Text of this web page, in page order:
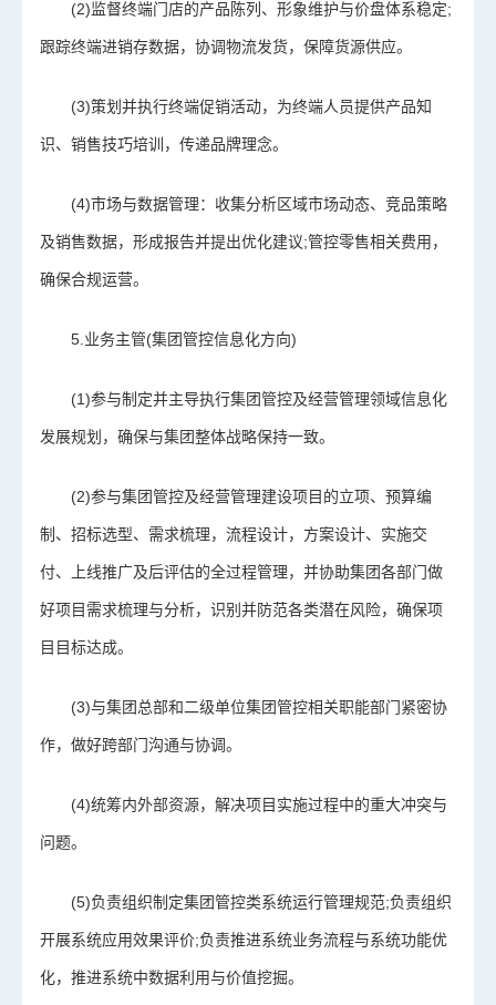
(2)监督终端门店的产品陈列、形象维护与价盘体系稳定;
跟踪终端进销存数据，协调物流发货，保障货源供应。
(3)策划并执行终端促销活动，为终端人员提供产品知
识、销售技巧培训，传递品牌理念。
(4)市场与数据管理：收集分析区域市场动态、竞品策略
及销售数据，形成报告并提出优化建议;管控零售相关费用，
确保合规运营。
5.业务主管(集团管控信息化方向)
(1)参与制定并主导执行集团管控及经营管理领域信息化
发展规划，确保与集团整体战略保持一致。
(2)参与集团管控及经营管理建设项目的立项、预算编
制、招标选型、需求梳理，流程设计，方案设计、实施交
付、上线推广及后评估的全过程管理，并协助集团各部门做
好项目需求梳理与分析，识别并防范各类潜在风险，确保项
目目标达成。
(3)与集团总部和二级单位集团管控相关职能部门紧密协
作，做好跨部门沟通与协调。
(4)统筹内外部资源，解决项目实施过程中的重大冲突与
问题。
(5)负责组织制定集团管控类系统运行管理规范;负责组织
开展系统应用效果评价;负责推进系统业务流程与系统功能优
化，推进系统中数据利用与价值挖掘。